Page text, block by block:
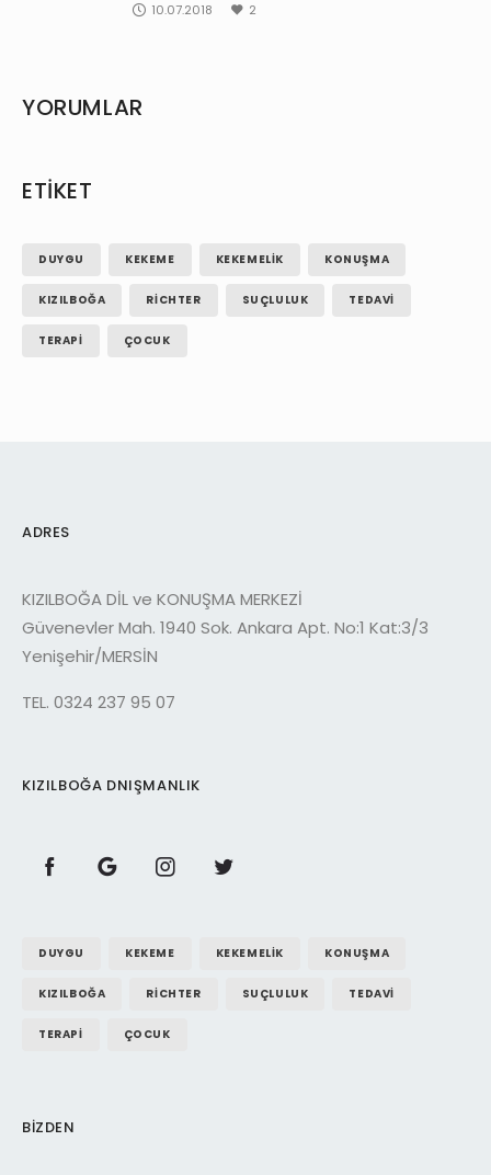
10.07.2018 2
YORUMLAR
ETIKET
DUYGU KEKEME KEKEMELIK KONUŞMA
KIZILBOĞA RICHTER SUÇLULUK TEDAVI
TERAPI ÇOCUK
ADRES
KIZILBOĞA DİL ve KONUŞMA MERKEZİ
Güvenevler Mah. 1940 Sok. Ankara Apt. No:1 Kat:3/3
Yenişehir/MERSİN
TEL. 0324 237 95 07
KIZILBOĞA DNIŞMANLIK
DUYGU KEKEME KEKEMELIK KONUŞMA
KIZILBOĞA RICHTER SUÇLULUK TEDAVI
TERAPI ÇOCUK
BIZDEN